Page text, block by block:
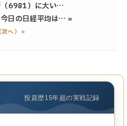
（6981）に大い…
日の日経平均は… »
投資歴15年超の実戦記録